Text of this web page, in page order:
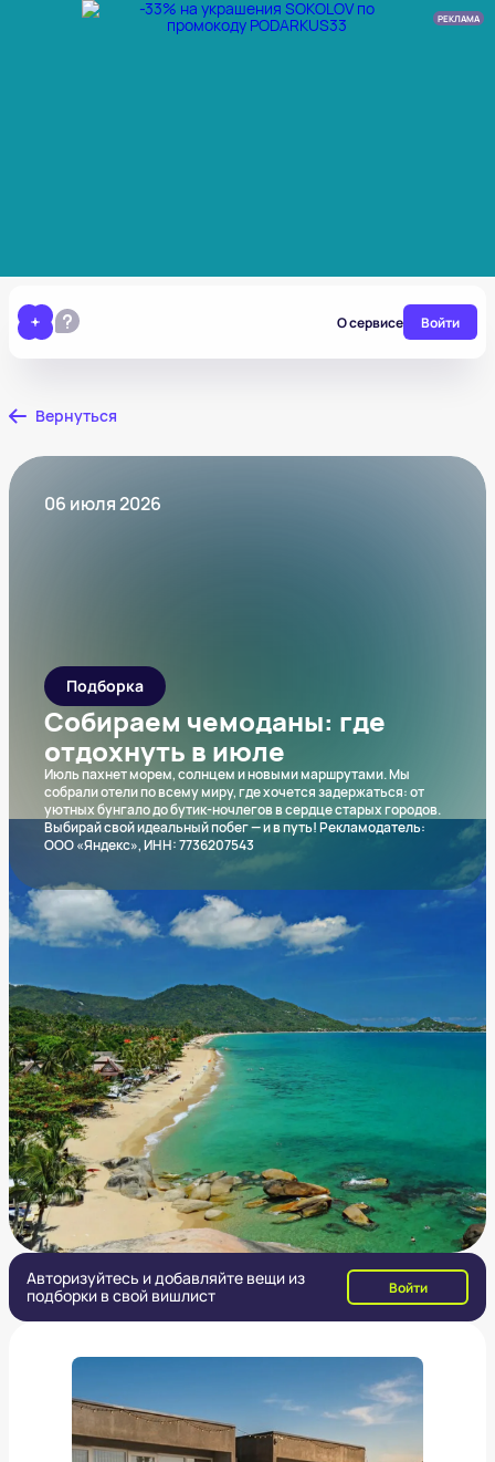
РЕКЛАМА
О сервисе Войти
Вернуться
06 июля 2026
Подборка
Собираем чемоданы: где
отдохнуть в июле
Июль пахнет морем, солнцем и новыми маршрутами. Мы
собрали отели по всему миру, где хочется задержаться: от
уютных бунгало до бутик-ночлегов в сердце старых городов.
Выбирай свой идеальный побег — и в путь! Рекламодатель:
ООО «Яндекс», ИНН: 7736207543
Авторизуйтесь и добавляйте вещи из
подборки в свой вишлист
Войти